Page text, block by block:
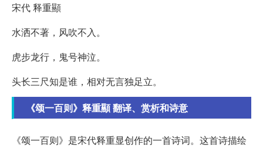
宋代 释重顯
水洒不著，风吹不入。
虎步龙行，鬼号神泣。
头长三尺知是谁，相对无言独足立。
《颂一百则》释重顯 翻译、赏析和诗意
《颂一百则》是宋代释重显创作的一首诗词。这首诗描绘